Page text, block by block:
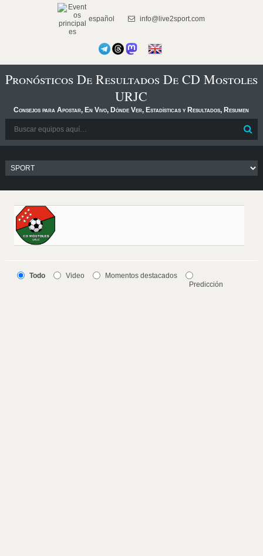
español info@live2sport.com
Pronósticos De Resultados De CD Mostoles
URJC
Consejos para Apostar, En Vivo, Dónde Ver, Estadísticas y Resultados, Resumen
Todo Video
Momentos destacados
Predicción